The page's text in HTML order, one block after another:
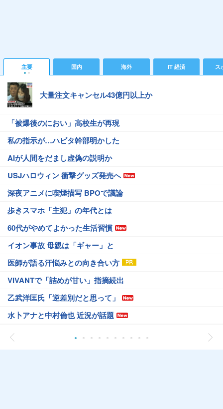
主要 国内 海外 IT 経済 ス
大量注文キャンセル43億円以上か
「被爆後のにおい」高校生が再現
私の指示が…ハビタ幹部明かした
AIが人間をだまし虚偽の説明か
USJハロウィン 衝撃グッズ発売へ
深夜アニメに喫煙描写 BPOで議論
歩きスマホ「主犯」の年代とは
60代がやめてよかった生活習慣
イオン事故 母親は「ギャー」と
医師が語る汗悩みとの向き合い方
VIVANTで「詰めが甘い」指摘続出
乙武洋匡氏「逆差別だと思って」
水卜アナと中村倫也 近況が話題